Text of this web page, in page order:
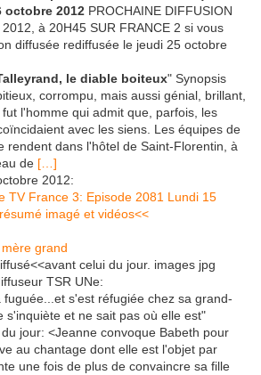
octobre 2012 PROCHAINE DIFFUSION
à 20H45 SUR FRANCE 2 si vous
diffusée rediffusée le jeudi 25 octobre
le diable boiteux" Synopsis
corrompu, mais aussi génial, brillant,
l'homme qui admit que, parfois, les
avec les siens. Les équipes de
rendent dans l'hôtel de Saint-Florentin, à
de […]
2012:
TV France 3: Episode 2081 Lundi 15
imagé et vidéos<<
celui du jour. images jpg
TSR UNe:
s'est réfugiée chez sa grand-
s'inquiète et ne sait pas où elle est"
jour: <Jeanne convoque Babeth pour
au chantage dont elle est l'objet par
une fois de plus de convaincre sa fille